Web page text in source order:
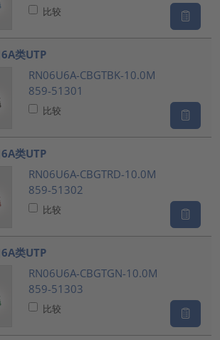
比较
类UTP
RN06U6A-CBGTBK-10.0M
859-51301
比较
类UTP
RN06U6A-CBGTRD-10.0M
859-51302
比较
类UTP
RN06U6A-CBGTGN-10.0M
859-51303
比较